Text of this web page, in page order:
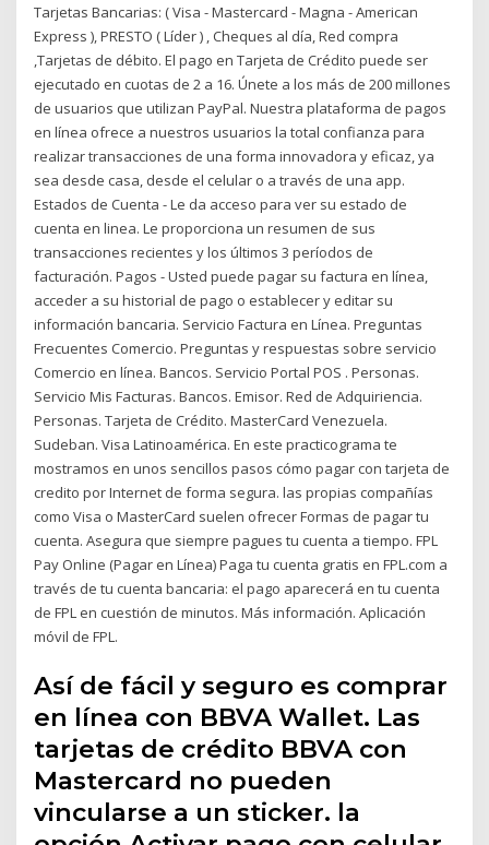
Tarjetas Bancarias: ( Visa - Mastercard - Magna - American
Express ), PRESTO ( Líder ) , Cheques al día, Red compra
,Tarjetas de débito. El pago en Tarjeta de Crédito puede ser
ejecutado en cuotas de 2 a 16. Únete a los más de 200 millones
de usuarios que utilizan PayPal. Nuestra plataforma de pagos
en línea ofrece a nuestros usuarios la total confianza para
realizar transacciones de una forma innovadora y eficaz, ya
sea desde casa, desde el celular o a través de una app.
Estados de Cuenta - Le da acceso para ver su estado de
cuenta en linea. Le proporciona un resumen de sus
transacciones recientes y los últimos 3 períodos de
facturación. Pagos - Usted puede pagar su factura en línea,
acceder a su historial de pago o establecer y editar su
información bancaria. Servicio Factura en Línea. Preguntas
Frecuentes Comercio. Preguntas y respuestas sobre servicio
Comercio en línea. Bancos. Servicio Portal POS . Personas.
Servicio Mis Facturas. Bancos. Emisor. Red de Adquiriencia.
Personas. Tarjeta de Crédito. MasterCard Venezuela.
Sudeban. Visa Latinoamérica. En este practicograma te
mostramos en unos sencillos pasos cómo pagar con tarjeta de
credito por Internet de forma segura. las propias compañías
como Visa o MasterCard suelen ofrecer Formas de pagar tu
cuenta. Asegura que siempre pagues tu cuenta a tiempo. FPL
Pay Online (Pagar en Línea) Paga tu cuenta gratis en FPL.com a
través de tu cuenta bancaria: el pago aparecerá en tu cuenta
de FPL en cuestión de minutos. Más información. Aplicación
móvil de FPL.
Así de fácil y seguro es comprar
en línea con BBVA Wallet. Las
tarjetas de crédito BBVA con
Mastercard no pueden
vincularse a un sticker. la